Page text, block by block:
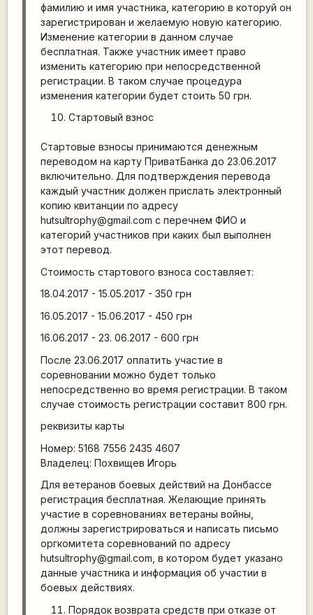
фамилию и имя участника, категорию в которуй он
зарегистрирован и желаемую новую категорию.
Изменение категории в данном случае
бесплатная. Также участник имеет право
изменить категорию при непосредственной
регистрации. В таком случае процедура
изменения категории будет стоить 50 грн.
Стартовый взнос
Стартовые взносы принимаются денежным
переводом на карту ПриватБанка до 23.06.2017
включительно. Для подтверждения перевода
каждый участник должен прислать электронный
копию квитанции по адресу
hutsultrophy@gmail.com с перечнем ФИО и
категорий участников при каких был выполнен
этот перевод.
Стоимость стартового взноса составляет:
18.04.2017 - 15.05.2017 - 350 грн
16.05.2017 - 15.06.2017 - 450 грн
16.06.2017 - 23. 06.2017 - 600 грн
После 23.06.2017 оплатить участие в
соревновании можно будет только
непосредственно во время регистрации. В таком
случае стоимость регистрации составит 800 грн.
реквизиты карты
Номер: 5168 7556 2435 4607
Владелец: Похвищев Игорь
Для ветеранов боевых действий на Донбассе
регистрация бесплатная. Желающие принять
участие в соревнованиях ветераны войны,
должны зарегистрироваться и написать письмо
оргкомитета соревнований по адресу
hutsultrophy@gmail.com, в котором будет указано
данные участника и информация об участии в
боевых действиях.
Порядок возврата средств при отказе от